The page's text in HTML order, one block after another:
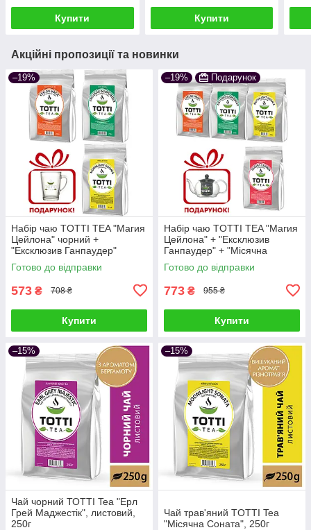
Купити Купити
Акційні пропозиції та новинки
–19%
Набір чаю TOTTI TEA "Магия
Цейлона" чорний +
"Ексклюзив Ганпаудер"
зелений + "Місячна Соната"
трав'яний
Готово до відправки
573 ₴ 708 ₴
Купити
–19% Подарунок
Набір чаю TOTTI TEA "Магия
Цейлона" + "Ексклюзив
Ганпаудер" + "Місячна
Соната" + "Королівський сад"
Готово до відправки
773 ₴ 955 ₴
Купити
–15%
Чай чорний ТОТТІ Tea "Ерл
Грей Маджестік", листовий,
250г
–15%
Чай трав'яний TОТТІ Tea
"Місячна Соната", 250г